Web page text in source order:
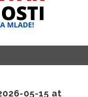
05-15 at